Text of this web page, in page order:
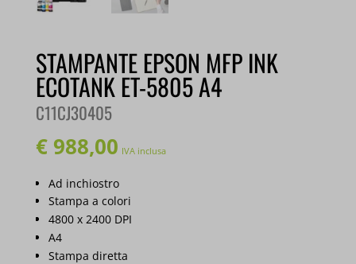
STAMPANTE EPSON MFP INK
ECOTANK ET-5805 A4
C11CJ30405
€988,00 IVA inclusa
Ad inchiostro
Stampa a colori
4800 x 2400 DPI
A4
Stampa diretta